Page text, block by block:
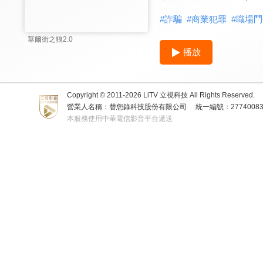
華爾街之狼2.0
#詐騙 #商業犯罪 #職場
播放
Copyright © 2011-2026 LiTV 立視科技 All Rights Reserved.
營業人名稱：替您錄科技股份有限公司
統一編號：
本服務使用中華電信影音平台遞送